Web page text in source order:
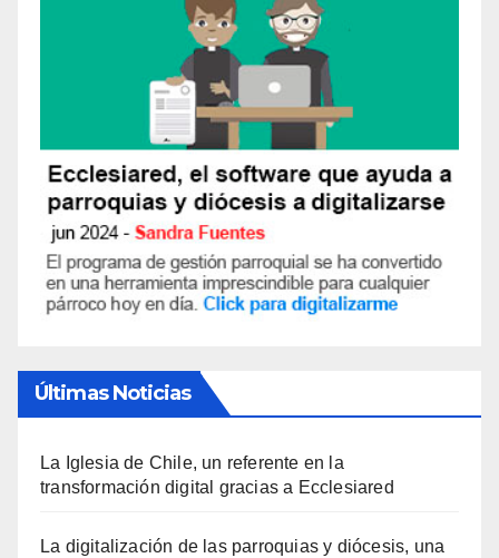
Últimas Noticias
La Iglesia de Chile, un referente en la
transformación digital gracias a Ecclesiared
La digitalización de las parroquias y diócesis, una